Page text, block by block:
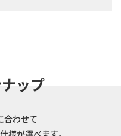
ップ
合わせて
様が選べます。